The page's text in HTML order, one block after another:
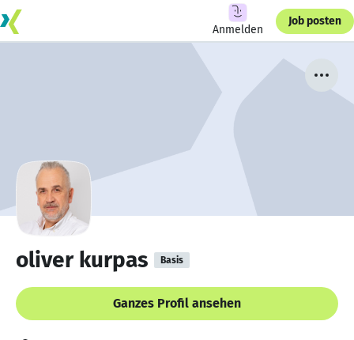
Anmelden
Job posten
oliver kurpas Basis
Ganzes Profil ansehen